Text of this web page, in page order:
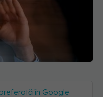
în Google